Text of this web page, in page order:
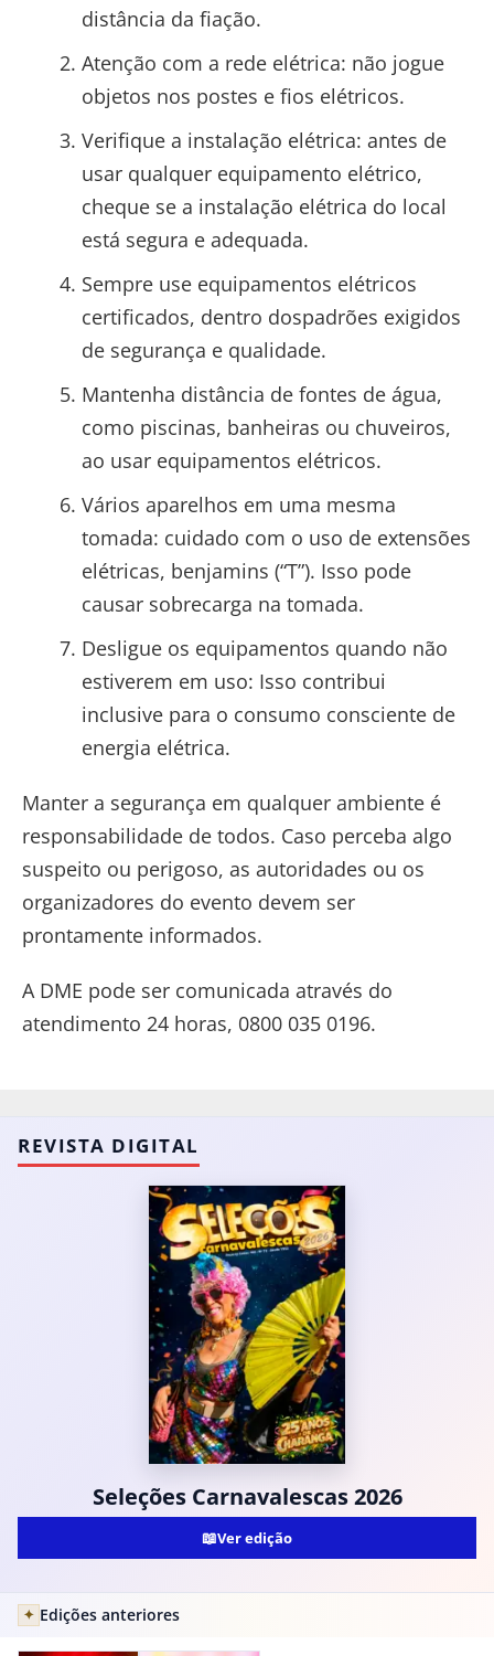
distância da fiação.
Atenção com a rede elétrica: não jogue
objetos nos postes e fios elétricos.
Verifique a instalação elétrica: antes de
usar qualquer equipamento elétrico,
cheque se a instalação elétrica do local
está segura e adequada.
Sempre use equipamentos elétricos
certificados, dentro dospadrões exigidos
de segurança e qualidade.
Mantenha distância de fontes de água,
como piscinas, banheiras ou chuveiros,
ao usar equipamentos elétricos.
Vários aparelhos em uma mesma
tomada: cuidado com o uso de extensões
elétricas, benjamins (“T”). Isso pode
causar sobrecarga na tomada.
Desligue os equipamentos quando não
estiverem em uso: Isso contribui
inclusive para o consumo consciente de
energia elétrica.
Manter a segurança em qualquer ambiente é
responsabilidade de todos. Caso perceba algo
suspeito ou perigoso, as autoridades ou os
organizadores do evento devem ser
prontamente informados.
A DME pode ser comunicada através do
atendimento 24 horas, 0800 035 0196.
REVISTA DIGITAL
Seleções Carnavalescas 2026
📖Ver edição
✦ Edições anteriores